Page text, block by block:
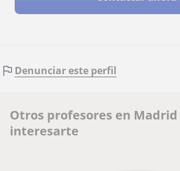
Denunciar este perfil
Otros profesores en
interesarte